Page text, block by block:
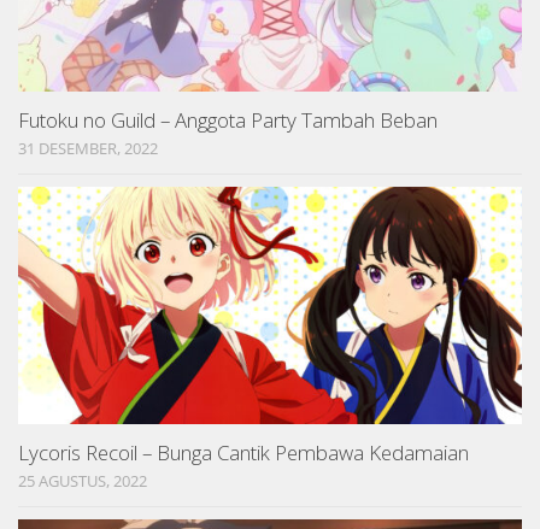
Futoku no Guild – Anggota Party Tambah Beban
31 DESEMBER, 2022
Lycoris Recoil – Bunga Cantik Pembawa Kedamaian
25 AGUSTUS, 2022